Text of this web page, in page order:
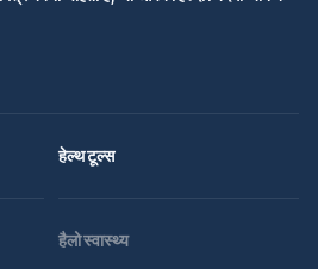
हेल्थ टूल्स
हैलो स्वास्थ्य